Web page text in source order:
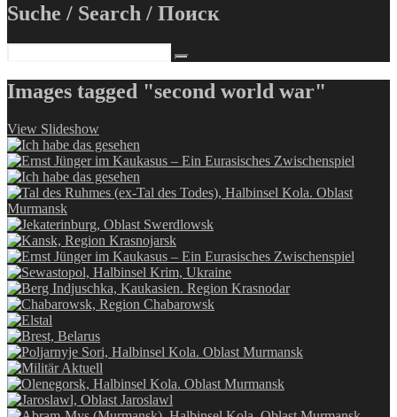
Suche / Search / Поиск
Images tagged "second world war"
View Slideshow